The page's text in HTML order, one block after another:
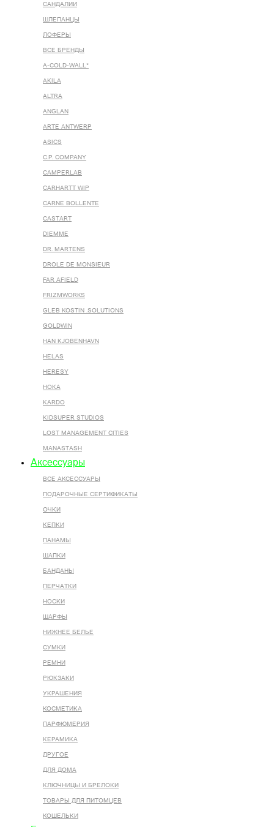
САНДАЛИИ
ШЛЕПАНЦЫ
ЛОФЕРЫ
ВСЕ БРЕНДЫ
A-COLD-WALL*
AKILA
ALTRA
ANGLAN
ARTE ANTWERP
ASICS
C.P. COMPANY
CAMPERLAB
CARHARTT WIP
CARNE BOLLENTE
CASTART
DIEMME
DR. MARTENS
DROLE DE MONSIEUR
FAR AFIELD
FRIZMWORKS
GLEB KOSTIN .SOLUTIONS
GOLDWIN
HAN KJOBENHAVN
HELAS
HERESY
HOKA
KARDO
KIDSUPER STUDIOS
LOST MANAGEMENT CITIES
MANASTASH
Аксессуары
ВСЕ AКСЕССУАРЫ
ПОДАРОЧНЫЕ СЕРТИФИКАТЫ
ОЧКИ
КЕПКИ
ПАНАМЫ
ШАПКИ
БАНДАНЫ
ПЕРЧАТКИ
НОСКИ
ШАРФЫ
НИЖНЕЕ БЕЛЬЕ
СУМКИ
РЕМНИ
РЮКЗАКИ
УКРАШЕНИЯ
КОСМЕТИКА
ПАРФЮМЕРИЯ
КЕРАМИКА
ДРУГОЕ
ДЛЯ ДОМА
КЛЮЧНИЦЫ И БРЕЛОКИ
ТОВАРЫ ДЛЯ ПИТОМЦЕВ
КОШЕЛЬКИ